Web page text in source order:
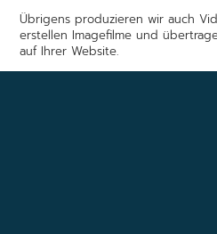
Übrigens produzieren wir auch
erstellen Imagefilme und
auf Ihrer Website.